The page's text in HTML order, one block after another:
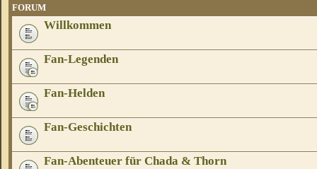
FORUM
Willkommen
Fan-Legenden
Fan-Helden
Fan-Geschichten
Fan-Abenteuer für Chada & Thorn